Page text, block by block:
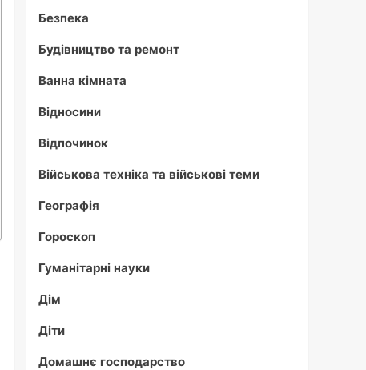
Безпека
Будівництво та ремонт
Ванна кімната
Відносини
Відпочинок
Військова техніка та військові теми
Географія
Гороскоп
Гуманітарні науки
Дім
Діти
Домашнє господарство